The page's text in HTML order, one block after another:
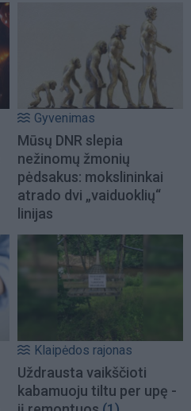
Gyvenimas
Mūsų DNR slepia
nežinomų žmonių
pėdsakus: mokslininkai
atrado dvi „vaiduoklių“
linijas
Klaipėdos rajonas
Uždrausta vaikščioti
kabamuoju tiltu per upę -